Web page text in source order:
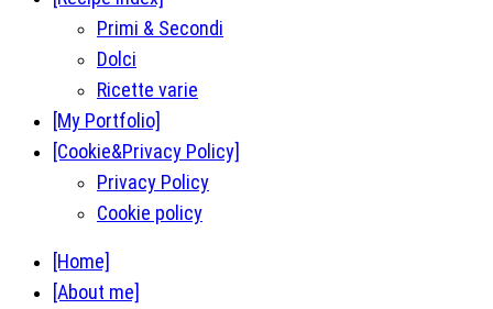
Primi & Secondi
Dolci
Ricette varie
[My Portfolio]
[Cookie&Privacy Policy]
Privacy Policy
Cookie policy
[Home]
[About me]